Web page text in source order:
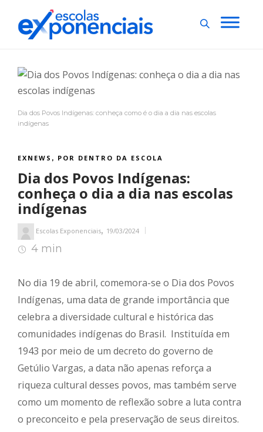
Dia dos Povos Indígenas: conheça como é o dia a dia nas escolas
indígenas
EXNEWS , POR DENTRO DA ESCOLA
Dia dos Povos Indígenas:
conheça o dia a dia nas escolas
indígenas
Escolas Exponenciais, 19/03/2024
4 min
No dia 19 de abril, comemora-se o Dia dos Povos
Indígenas, uma data de grande importância que
celebra a diversidade cultural e histórica das
comunidades indígenas do Brasil. Instituída em
1943 por meio de um decreto do governo de
Getúlio Vargas, a data não apenas reforça a
riqueza cultural desses povos, mas também serve
como um momento de reflexão sobre a luta contra
o preconceito e pela preservação de seus direitos.